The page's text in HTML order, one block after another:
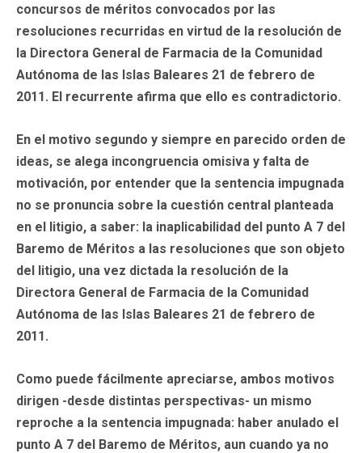
concursos de méritos convocados por las
resoluciones recurridas en virtud de la resolución de
la Directora General de Farmacia de la Comunidad
Autónoma de las Islas Baleares 21 de febrero de
2011. El recurrente afirma que ello es contradictorio.
En el motivo segundo y siempre en parecido orden de
ideas, se alega incongruencia omisiva y falta de
motivación, por entender que la sentencia impugnada
no se pronuncia sobre la cuestión central planteada
en el litigio, a saber: la inaplicabilidad del punto A 7 del
Baremo de Méritos a las resoluciones que son objeto
del litigio, una vez dictada la resolución de la
Directora General de Farmacia de la Comunidad
Autónoma de las Islas Baleares 21 de febrero de
2011.
Como puede fácilmente apreciarse, ambos motivos
dirigen -desde distintas perspectivas- un mismo
reproche a la sentencia impugnada: haber anulado el
punto A 7 del Baremo de Méritos, aun cuando ya no